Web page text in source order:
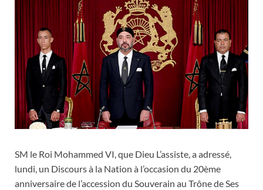
SM le Roi Mohammed VI, que Dieu L’assiste, a adressé,
lundi, un Discours à la Nation à l’occasion du 20ème
anniversaire de l’accession du Souverain au Trône de Ses